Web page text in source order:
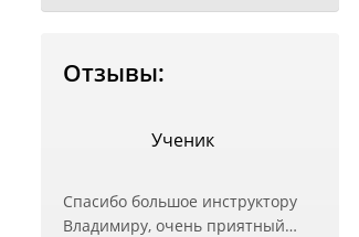
Отзывы:
Ученик
Спасибо большое инструктору
Владимиру, очень приятный